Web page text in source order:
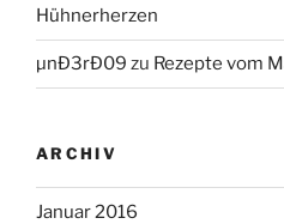
Hühnerherzen
µnÐ3rÐ09 zu Rezepte vom
ARCHIV
Januar 2016